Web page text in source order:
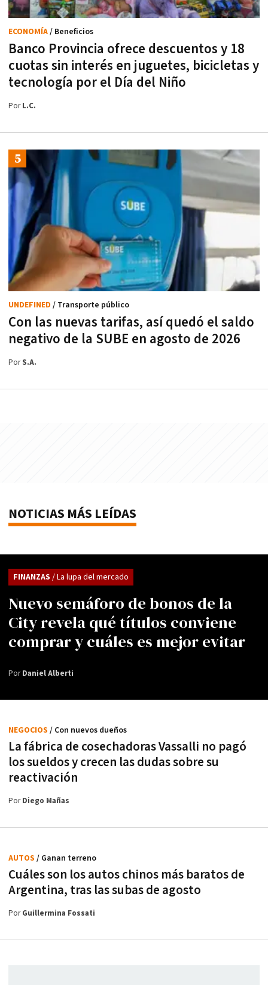
Banco Provincia ofrece descuentos y 18
cuotas sin interés en juguetes, bicicletas y
tecnología por el Día del Niño
ECONOMÍA/ Beneficios
PorL.C.
Con las nuevas tarifas, así quedó el saldo
negativo de la SUBE en agosto de 2026
UNDEFINED / Transporte público
PorS.A.
NOTICIAS MÁS LEÍDAS
Nuevo semáforo de bonos de la
City revela qué títulos conviene
comprar y cuáles es mejor evitar
FINANZAS / La lupa del mercado
PorDaniel Alberti
La fábrica de cosechadoras Vassalli no pagó
los sueldos y crecen las dudas sobre su
reactivación
NEGOCIOS / Con nuevos dueños
PorDiego Mañas
Cuáles son los autos chinos más baratos de
Argentina, tras las subas de agosto
AUTOS / Ganan terreno
PorGuillermina Fossati